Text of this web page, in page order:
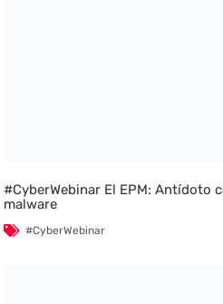
#CyberWebinar El EPM: Antídoto
malware
#CyberWebinar